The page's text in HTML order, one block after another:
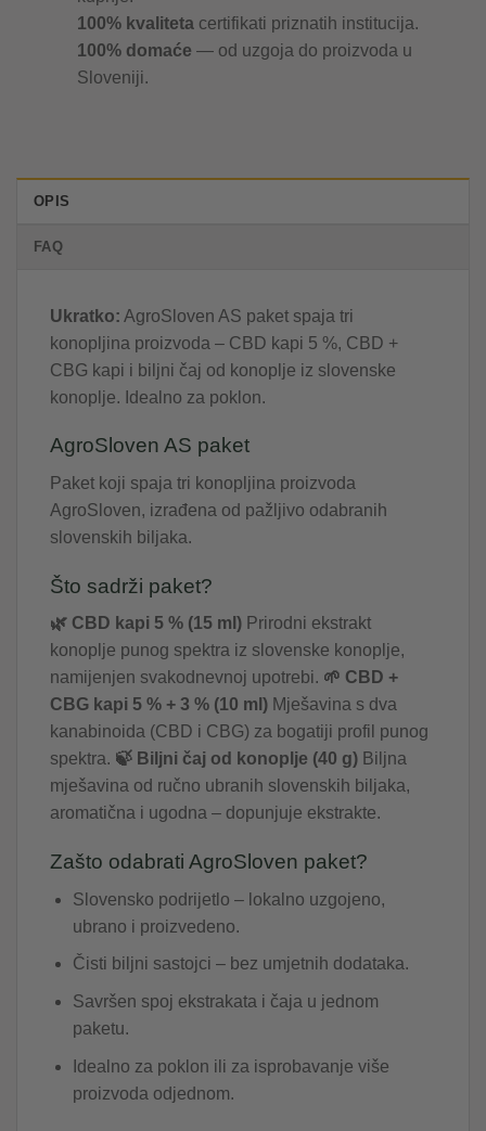
100% kvaliteta certifikati priznatih institucija.
100% domaće — od uzgoja do proizvoda u
Sloveniji.
OPIS
FAQ
Ukratko: AgroSloven AS paket spaja tri
konopljina proizvoda – CBD kapi 5 %, CBD +
CBG kapi i biljni čaj od konoplje iz slovenske
konoplje. Idealno za poklon.
AgroSloven AS paket
Paket koji spaja tri konopljina proizvoda
AgroSloven, izrađena od pažljivo odabranih
slovenskih biljaka.
Što sadrži paket?
🌿 CBD kapi 5 % (15 ml) Prirodni ekstrakt
konoplje punog spektra iz slovenske konoplje,
namijenjen svakodnevnoj upotrebi. 🌱 CBD +
CBG kapi 5 % + 3 % (10 ml) Mješavina s dva
kanabinoida (CBD i CBG) za bogatiji profil punog
spektra. 🍃 Biljni čaj od konoplje (40 g) Biljna
mješavina od ručno ubranih slovenskih biljaka,
aromatična i ugodna – dopunjuje ekstrakte.
Zašto odabrati AgroSloven paket?
Slovensko podrijetlo – lokalno uzgojeno,
ubrano i proizvedeno.
Čisti biljni sastojci – bez umjetnih dodataka.
Savršen spoj ekstrakata i čaja u jednom
paketu.
Idealno za poklon ili za isprobavanje više
proizvoda odjednom.